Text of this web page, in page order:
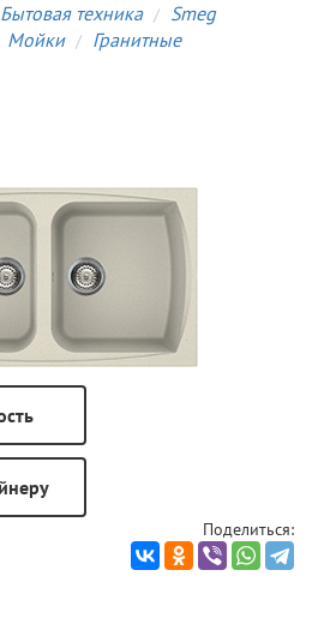
Бытовая техника
Smeg
Мойки
Гранитные
Поделиться: